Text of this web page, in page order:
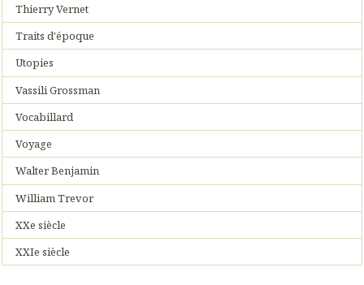
Thierry Vernet
Traits d'époque
Utopies
Vassili Grossman
Vocabillard
Voyage
Walter Benjamin
William Trevor
XXe siècle
XXIe siècle